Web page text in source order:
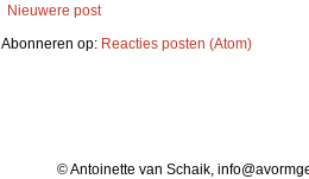
Nieuwere post
Abonneren op: Reacties posten (Atom)
© Antoinette van Schaik,